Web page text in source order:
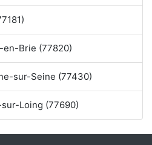
en-Brie (77820)
sur-Seine (77430)
Loing (77690)